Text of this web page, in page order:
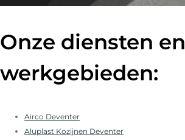
Onze diensten en
werkgebieden:
Airco Deventer
Aluplast Kozijnen Deventer